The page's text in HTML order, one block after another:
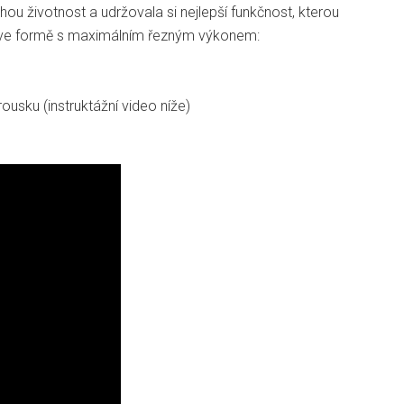
životnost a udržovala si nejlepší funkčnost, kterou
formě s maximálním řezným výkonem:
(instruktážní video níže)